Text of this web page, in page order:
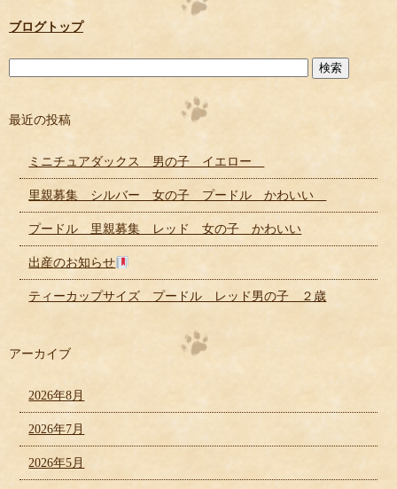
ブログトップ
最近の投稿
ミニチュアダックス 男の子 イエロー
里親募集 シルバー 女の子 プードル かわいい
プードル 里親募集 レッド 女の子 かわいい
出産のお知らせ
ティーカップサイズ プードル レッド男の子 ２歳
アーカイブ
2026年8月
2026年7月
2026年5月